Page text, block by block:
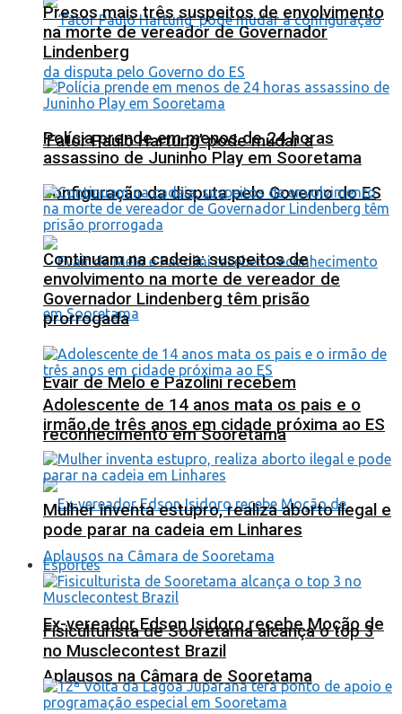
‘Fator Paulo Hartung’ pode mudar a
configuração da disputa pelo Governo do ES
Evair de Melo e Pazolini recebem
reconhecimento em Sooretama
Ex-vereador Edson Isidoro recebe Moção de
Aplausos na Câmara de Sooretama
Presos mais três suspeitos de envolvimento
na morte de vereador de Governador
Lindenberg
Polícia prende em menos de 24 horas
assassino de Juninho Play em Sooretama
Continuam na cadeia: suspeitos de
envolvimento na morte de vereador de
Governador Lindenberg têm prisão
prorrogada
Adolescente de 14 anos mata os pais e o
irmão de três anos em cidade próxima ao ES
Mulher inventa estupro, realiza aborto ilegal e
pode parar na cadeia em Linhares
Esportes
Fisiculturista de Sooretama alcança o top 3
no Musclecontest Brazil